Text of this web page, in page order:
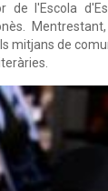
de l'Escola
mitjans de